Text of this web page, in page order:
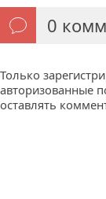
0
Только
авторизованные
оставлять